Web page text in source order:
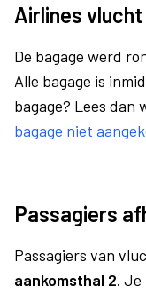
Airlines vlucht
De bagage werd
Alle bagage is
bagage? Lees dan
bagage niet
Passagiers
Passagiers van
aankomsthal 2. Je